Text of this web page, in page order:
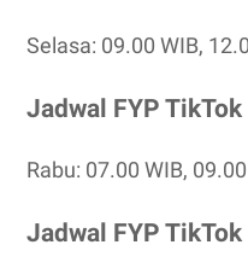
Selasa: 09.00 WIB,
Jadwal FYP
Rabu: 07.00 WIB,
Jadwal FYP